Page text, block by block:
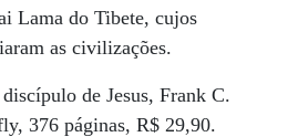
Lama do Tibete, cujos
as civilizações.
de Jesus, Frank C.
376 páginas, R$ 29,90.